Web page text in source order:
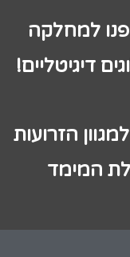
למחלקה
דיגיטליים!
הזרועות
המימד